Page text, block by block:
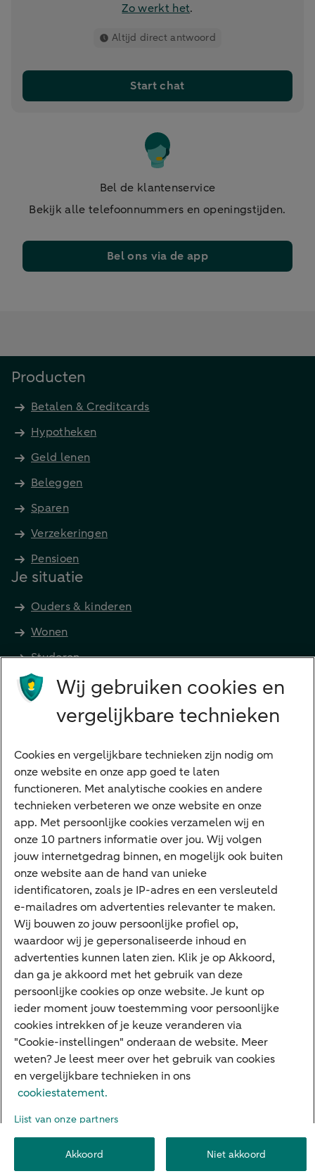
Zo werkt het.
Altijd direct antwoord
Start chat
Bel de klantenservice
Bekijk alle telefoonnummers en openingstijden.
Bel ons via de app
Producten
Betalen & Creditcards
Hypotheken
Geld lenen
Beleggen
Sparen
Verzekeringen
Pensioen
Je situatie
Ouders & kinderen
Wonen
Studeren
Preferred Banking
Digitale diensten
Internet Bankieren
ABN AMRO app
Tikkie
Apple Pay
Google Pay
Veilig bankieren
Meest gezocht
Hypotheek berekenen
E.dentifier
Jaaroverzicht
Rood staan
Over ABN AMRO
Werken bij ABN AMRO
DuurzaamheidVeiligheidPrivacy DisclaimerCookie-instellingen
Wij gebruiken cookies en
vergelijkbare technieken
Cookies en vergelijkbare technieken zijn nodig om
onze website en onze app goed te laten
functioneren. Met analytische cookies en andere
technieken verbeteren we onze website en onze
app. Met persoonlijke cookies verzamelen wij en
onze 10 partners informatie over jou. Wij volgen
jouw internetgedrag binnen, en mogelijk ook buiten
onze website aan de hand van unieke
identificatoren, zoals je IP-adres en een versleuteld
e-mailadres om advertenties relevanter te maken.
Wij bouwen zo jouw persoonlijke profiel op,
waardoor wij je gepersonaliseerde inhoud en
advertenties kunnen laten zien. Klik je op Akkoord,
dan ga je akkoord met het gebruik van deze
persoonlijke cookies op onze website. Je kunt op
ieder moment jouw toestemming voor persoonlijke
cookies intrekken of je keuze veranderen via
"Cookie-instellingen" onderaan de website. Meer
weten? Je leest meer over het gebruik van cookies
en vergelijkbare technieken in ons
cookiestatement.
Lijst van onze partners
Akkoord Niet akkoord